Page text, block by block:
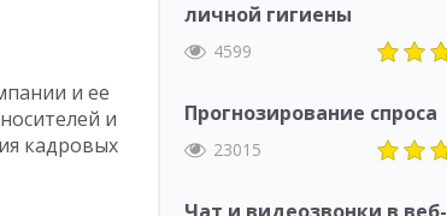
и ее
и
кадровых
личной гигиены
4599
Прогнозирование спроса
23015